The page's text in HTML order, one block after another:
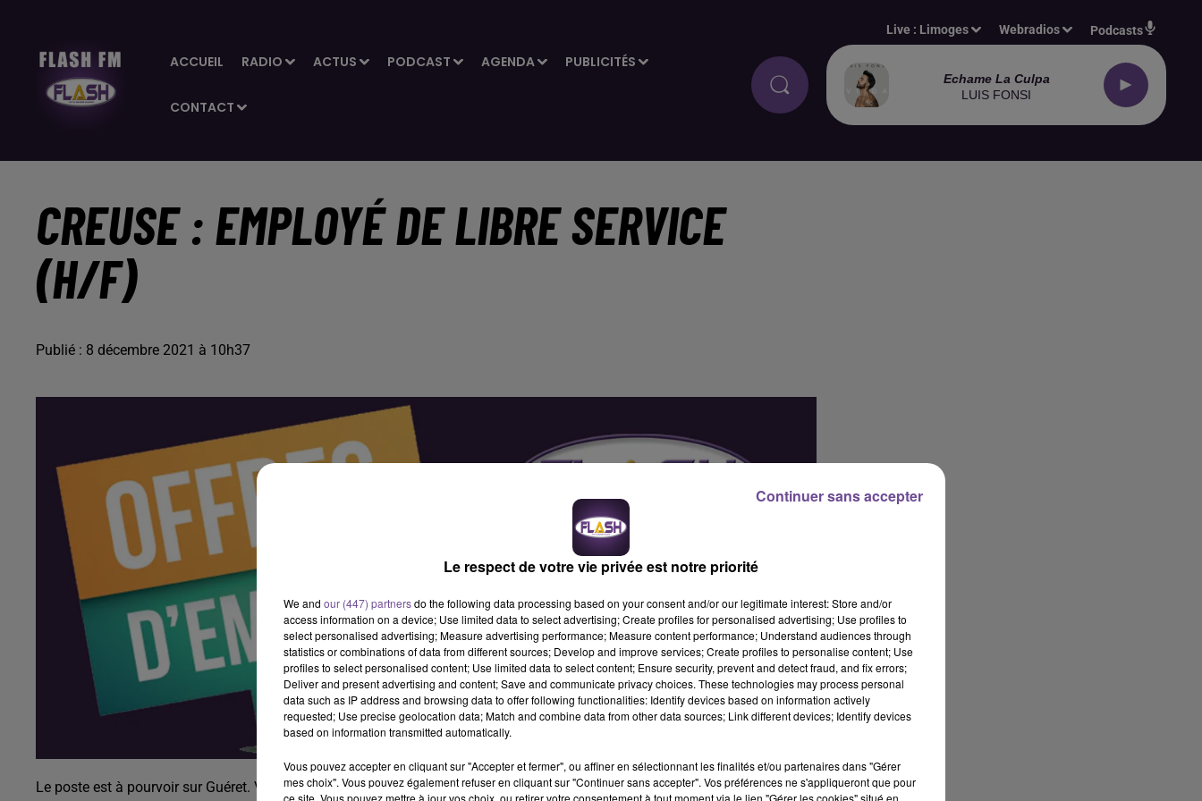
ACCUEIL RADIO ACTUS PODCAST AGENDA PUBLICITÉS
CONTACT
Live : Limoges Webradios Podcasts
Echame La Culpa
LUIS FONSI
CREUSE : EMPLOYÉ DE LIBRE SERVICE
(H/F)
Publié : 8 décembre 2021 à 10h37
Le poste est à pourvoir sur Guéret. Vous aurez pour mission : la tenue de la caisse, approvisionner les rayons du magasin en
Le respect de votre vie privée est notre priorité
We and our (447) partnersdo the following data processing based on your consent and/or our legitimate interest: Store and/or
access information on a device; Use limited data to select advertising; Create profiles for personalised advertising; Use profiles to
select personalised advertising; Measure advertising performance; Measure content performance; Understand audiences through
statistics or combinations of data from different sources; Develop and improve services; Create profiles to personalise content; Use
profiles to select personalised content; Use limited data to select content; Ensure security, prevent and detect fraud, and fix errors;
Deliver and present advertising and content; Save and communicate privacy choices. These technologies may process personal
data such as IP address and browsing data to offer following functionalities: Identify devices based on information actively
requested; Use precise geolocation data; Match and combine data from other data sources; Link different devices; Identify devices
based on information transmitted automatically.
Vous pouvez accepter en cliquant sur "Accepter et fermer", ou affiner en sélectionnant les finalités et/ou partenaires dans "Gérer
mes choix". Vous pouvez également refuser en cliquant sur "Continuer sans accepter". Vos préférences ne s'appliqueront que pour
ce site. Vous pouvez mettre à jour vos choix, ou retirer votre consentement à tout moment via le lien "Gérer les cookies" situé en
Continuer sans accepter